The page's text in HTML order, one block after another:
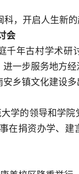
，开启人生新的
会
千年古村学术研
一步服务地方
乡镇文化建设多
学的领导和学
在捐资办学、建